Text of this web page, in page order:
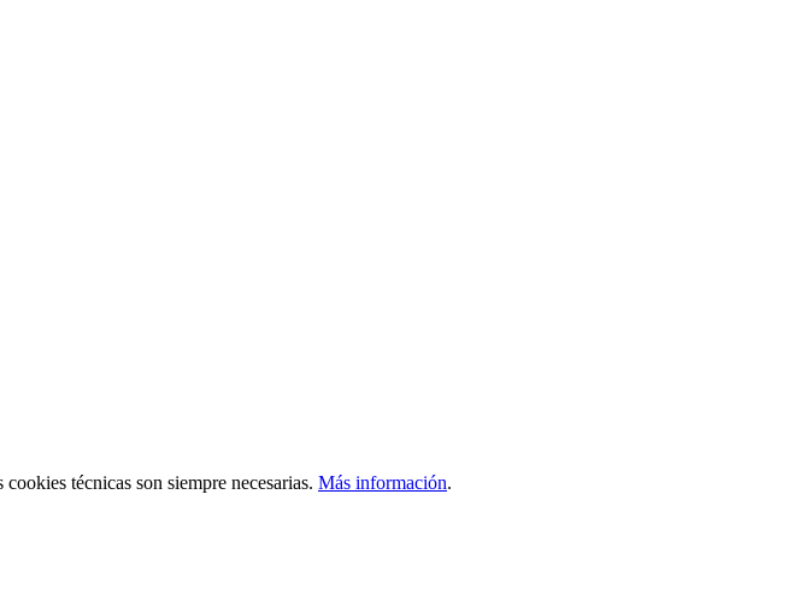
técnicas son siempre necesarias. Más información.